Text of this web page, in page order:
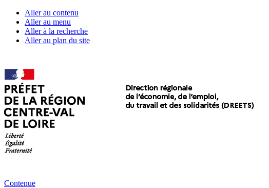
Aller au contenu
Aller au menu
Aller à la recherche
Aller au plan du site
Contenue